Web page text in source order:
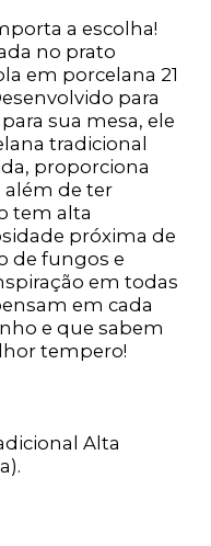
a escolha!
no prato
em porcelana 21
para
sua mesa, ele
tradicional
proporciona
além de ter
tem alta
próxima de
de fungos e
em todas
em cada
e que sabem
tempero!
Alta